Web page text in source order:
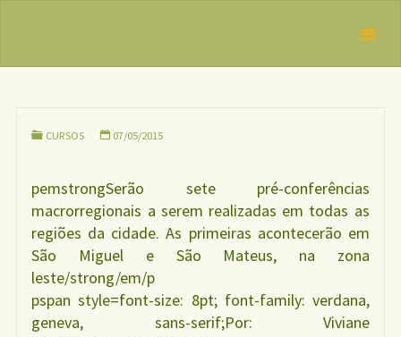
INTERNACIONAL
Nutricional
sexta-feira, 8
CURSOS 07/05/2015
pemstrongSerão sete pré-conferências
macrorregionais a serem realizadas em todas as
regiões da cidade. As primeiras acontecerão em
São Miguel e São Mateus, na zona
leste/strong/em/p
pspan style=font-size: 8pt; font-family: verdana,
geneva, sans-serif;Por: Viviane